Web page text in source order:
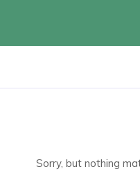
Sorry, but nothing